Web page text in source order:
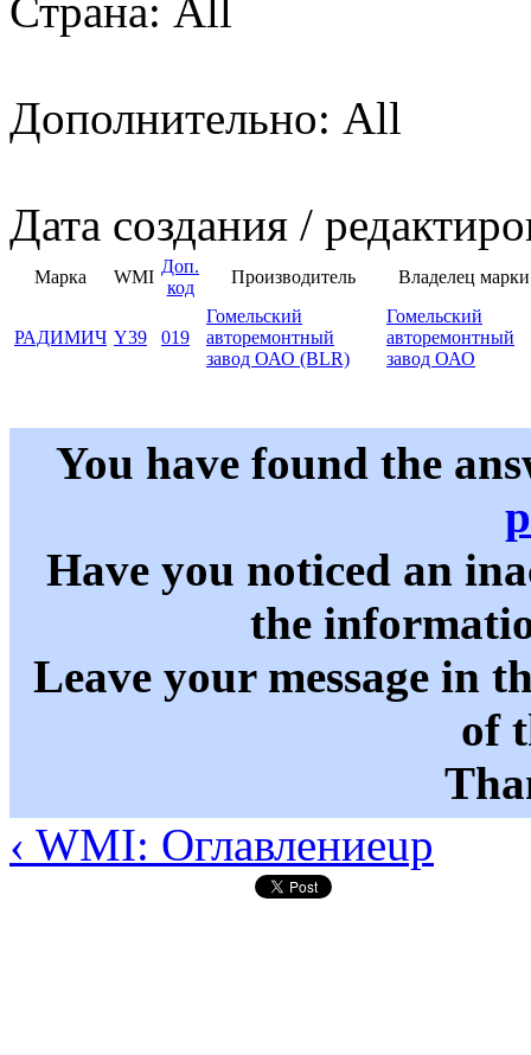
Страна: All
Дополнительно: All
Дата создания /
Марка WMI
Доп.
код
Производитель Владелец марки
РАДИМИЧ Y39 019
Гомельский
авторемонтный
завод ОАО (BLR)
Гомельский
авторемонтный
завод ОАО
You have found the
Have you noticed an
the
Leave your message in
of
‹ WMI: Оглавлениеup